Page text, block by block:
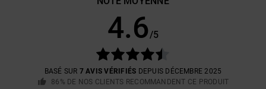
4.6/5
BASÉ SUR 7 AVIS VÉRIFIÉS DEPUIS DÉCEMBRE 2025
86% DE NOS CLIENTS RECOMMANDENT CE PRODUIT